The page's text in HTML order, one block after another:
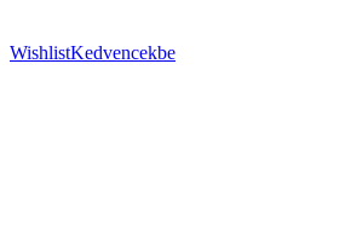
WishlistKedvencekbe